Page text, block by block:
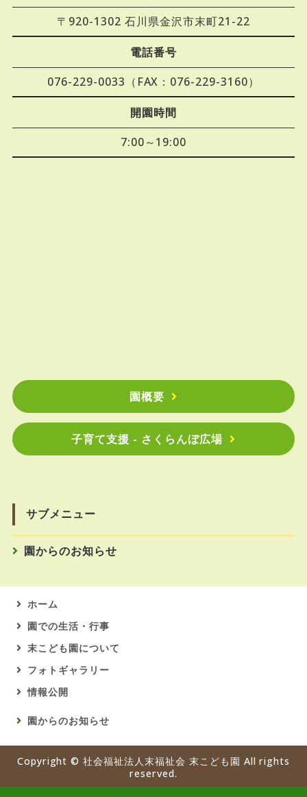
〒920-1302 石川県金沢市末町21-22
電話番号
076-229-0033（FAX：076-229-3160）
開園時間
7:00～19:00
園概要
子育て支援 - さくらんぼ広場
サブメニュー
園からのお知らせ
ホーム
園での生活・行事
末こども園について
フォトギャラリー
情報公開
園からのお知らせ
Copyright ©社会福祉法人末福祉会 末こども園 All rights
reserved.